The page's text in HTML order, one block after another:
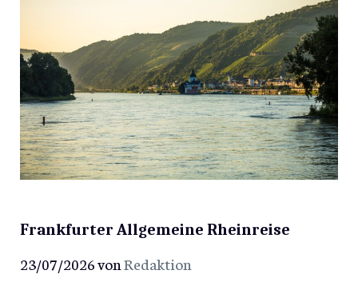
Frankfurter Allgemeine Rheinreise
23/07/2026vonRedaktion